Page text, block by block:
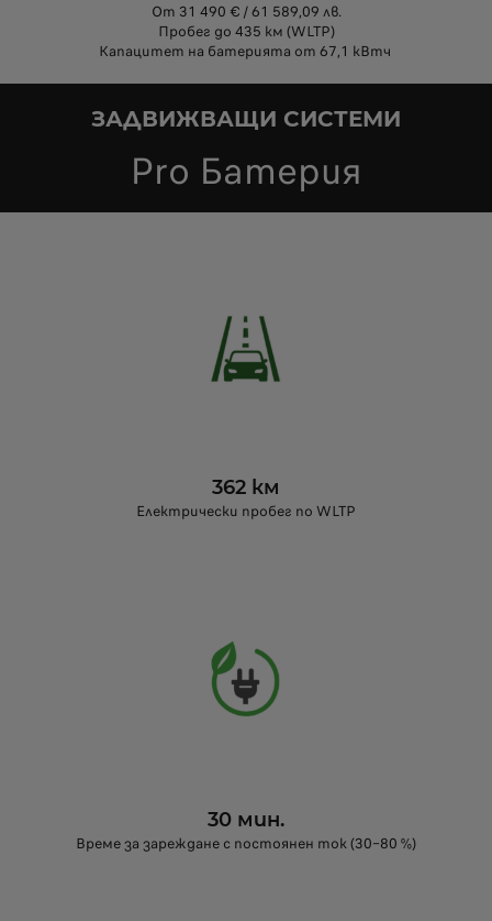
От 31 490 € / 61 589,09 лв.
Пробег до 435 км (WLTP)
Капацитет на батерията от 67,1 кВтч
ЗАДВИЖВАЩИ СИСТЕМИ
Pro Батерия
362 км
Електрически пробег по WLTP
30 мин.
Време за зареждане с постоянен ток (30–80 %)